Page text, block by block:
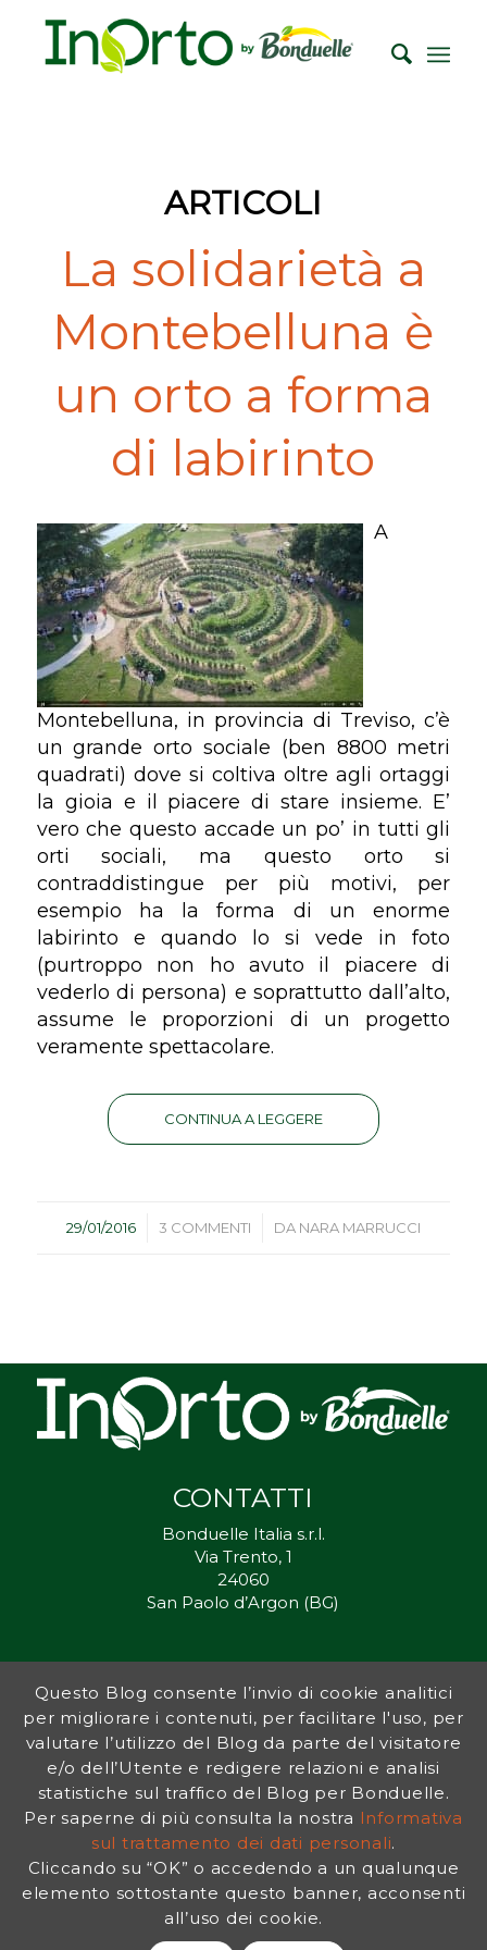
ARTICOLI
La solidarietà a
Montebelluna è
un orto a forma
di labirinto
A
Montebelluna, in provincia di Treviso, c’è
un grande orto sociale (ben 8800 metri
quadrati) dove si coltiva oltre agli ortaggi
la gioia e il piacere di stare insieme. E’
vero che questo accade un po’ in tutti gli
orti sociali, ma questo orto si
contraddistingue per più motivi, per
esempio ha la forma di un enorme
labirinto e quando lo si vede in foto
(purtroppo non ho avuto il piacere di
vederlo di persona) e soprattutto dall’alto,
assume le proporzioni di un progetto
veramente spettacolare.
CONTINUA A LEGGERE
29/01/2016
/ 3 COMMENTI
/ DA NARA MARRUCCI
CONTATTI
Bonduelle Italia s.r.l.
Via Trento, 1
24060
San Paolo d’Argon (BG)
Inorto.org è dal 2011 il punto di riferimento per gli ortisti italiani, e
fornisce preziosi consigli sia ai più esperti che a nuovi interessati.
L’obiettivo di Bonduelle è ispirare la transizione verso una dieta a
base vegetale per contribuire al benessere delle persone e del
pianeta. In questo contesto si inserisce InOrto, simbolo dell’amore
per la terra e del rispetto dell’ambiente.
INFORMATIVA PRIVACY| NOTE LEGALI
Questo Blog consente l’invio di cookie analitici
per migliorare i contenuti, per facilitare l'uso, per
valutare l’utilizzo del Blog da parte del visitatore
e/o dell’Utente e redigere relazioni e analisi
statistiche sul traffico del Blog per Bonduelle.
Per saperne di più consulta la nostra Informativa
sul trattamento dei dati personali.
Cliccando su “OK” o accedendo a un qualunque
elemento sottostante questo banner, acconsenti
all’uso dei cookie.